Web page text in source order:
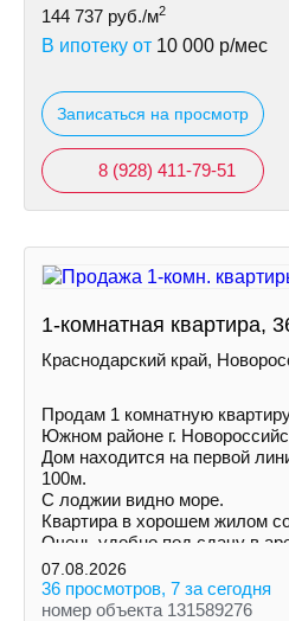
144 737 руб./м2
В ипотеку от 10 000 р/мес
Записаться на просмотр
8 (928) 411-79-51
1-комнатная квартира,
Краснодарский край,
Продам 1 комнатную
Южном районе г.
Дом находится на первой
100м.
С лоджии видно море.
Квартира в хорошем жилом
Очень удобно под сдачу в
долгосрочную так и посуточно.
07.08.2026
36 просмотров, 7 за сегодня
номер объекта 131589276